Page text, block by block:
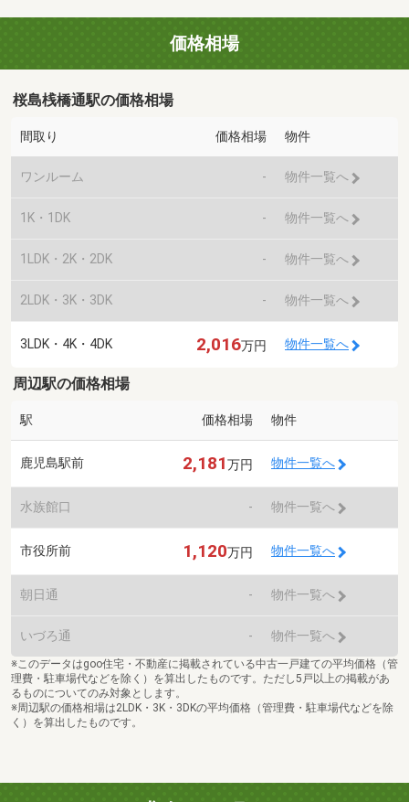
価格相場
桜島桟橋通駅の価格相場
間取り 価格相場 物件
ワンルーム - 物件一覧へ
1K・1DK - 物件一覧へ
1LDK・2K・2DK - 物件一覧へ
2LDK・3K・3DK - 物件一覧へ
3LDK・4K・4DK 2,016万円 物件一覧へ
周辺駅の価格相場
駅 価格相場 物件
鹿児島駅前 2,181万円 物件一覧へ
水族館口 - 物件一覧へ
市役所前 1,120万円 物件一覧へ
朝日通 - 物件一覧へ
いづろ通 - 物件一覧へ
※このデータはgoo住宅・不動産に掲載されている中古一戸建ての平均価格（管
理費・駐車場代などを除く）を算出したものです。ただし5戸以上の掲載があ
るものについてのみ対象とします。
※周辺駅の価格相場は2LDK・3K・3DKの平均価格（管理費・駐車場代などを除
く）を算出したものです。